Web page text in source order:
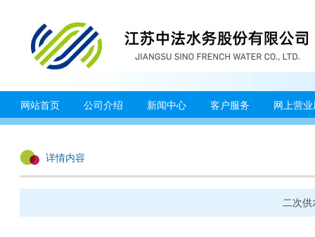
网站首页 公司介绍 新闻中心 客户服务 网上营业
详情内容
二次